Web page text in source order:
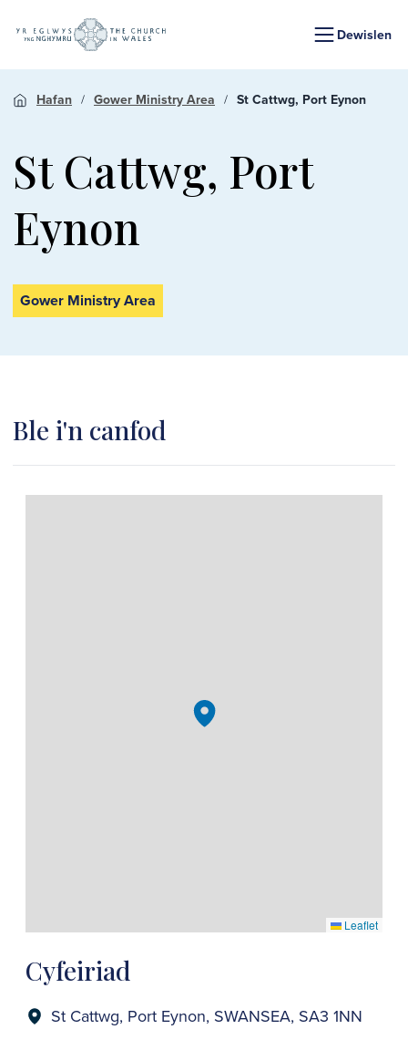
Dewislen
Hafan Gower Ministry Area St Cattwg, Port Eynon
St Cattwg, Port
Eynon
Gower Ministry Area
Ble i'n canfod
Cyfeiriad
St Cattwg, Port Eynon, SWANSEA, SA3 1NN
Leaflet